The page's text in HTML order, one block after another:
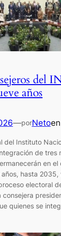
del
años
—porNetoen
del Instituto
de tres
en
hasta 2035,
electoral
consejera
quienes se